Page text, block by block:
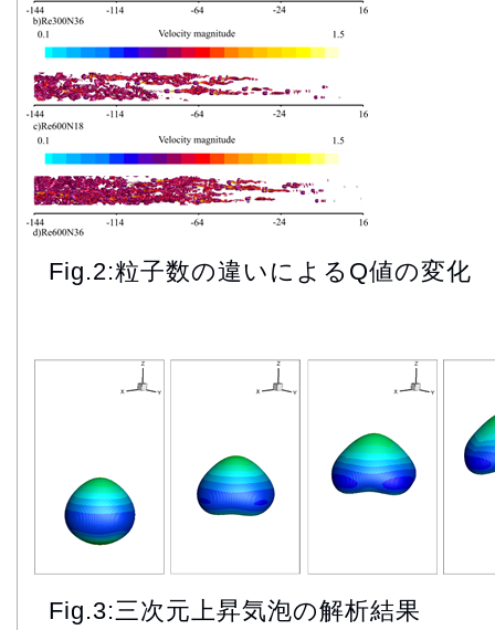
Fig.2:粒子数の違いによるQ値の変化
Fig.3:三次元上昇気泡の解析結果